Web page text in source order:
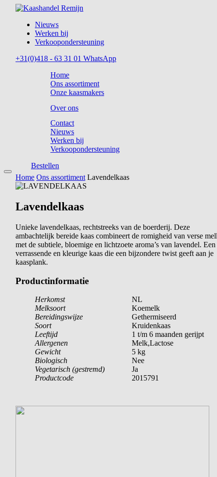
Nieuws
Werken bij
Verkoopondersteuning
+31(0)418 - 63 31 01 WhatsApp
Home
Ons assortiment
Onze kaasmakers
Over ons
Contact
Nieuws
Werken bij
Verkoopondersteuning
Bestellen
Home Ons assortiment Lavendelkaas
Lavendelkaas
Unieke lavendelkaas, rechtstreeks van de boerderij. Deze
ambachtelijk bereide kaas combineert de romigheid van verse
met de subtiele, bloemige en lichtzoete aroma’s van lavendel. Een
verrassende en kleurige kaas die een bijzondere twist geeft aan je
kaasplank.
Productinformatie
Herkomst
NL
Melksoort
Koemelk
Bereidingswijze
Gethermiseerd
Soort
Kruidenkaas
Leeftijd
1 t/m 6 maanden gerijpt
Allergenen
Melk,Lactose
Gewicht
5 kg
Biologisch
Nee
Vegetarisch (gestremd)
Ja
Productcode
2015791